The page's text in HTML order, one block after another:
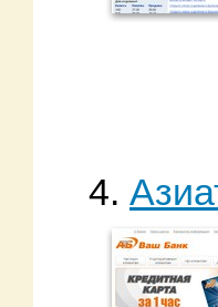
4.